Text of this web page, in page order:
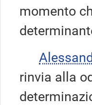
momento
rinvia alla